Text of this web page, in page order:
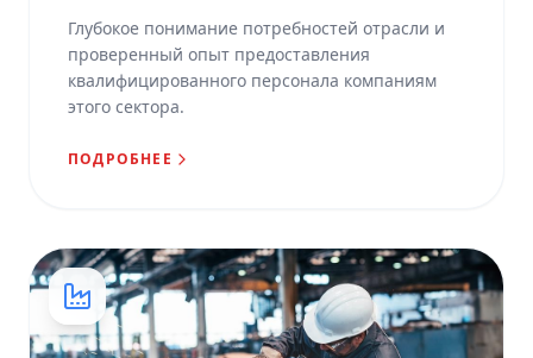
Глубокое понимание потребностей отрасли и
проверенный опыт предоставления
квалифицированного персонала компаниям
этого сектора.
ПОДРОБНЕЕ